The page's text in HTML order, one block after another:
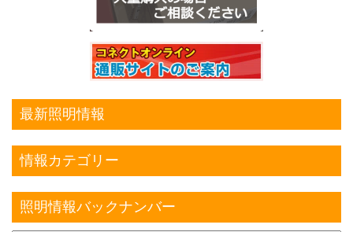
最新照明情報
情報カテゴリー
照明情報バックナンバー